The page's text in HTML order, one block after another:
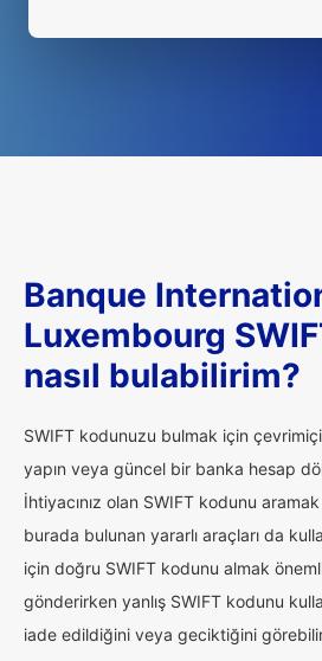
Banque
Luxembourg
nasıl bulabilirim?
SWIFT kodunuzu bulmak için çevrimiçi
yapın veya güncel bir banka hesap
İhtiyacınız olan SWIFT kodunu
burada bulunan yararlı araçları da
için doğru SWIFT kodunu almak
gönderirken yanlış SWIFT kodunu
iade edildiğini veya geciktiğini